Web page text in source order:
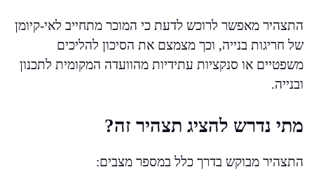
התצהיר מאפשר לרוכש לדעת כי המוכר מתחייב לאי-קיומן
של חריגות בנייה, וכך מצמצם את הסיכון להליכים
משפטיים או סנקציות עתידיות מהוועדה המקומית לתכנון
ובנייה.
מתי נדרש להציג תצהיר זה?
התצהיר מבוקש בדרך כלל במספר מצבים: